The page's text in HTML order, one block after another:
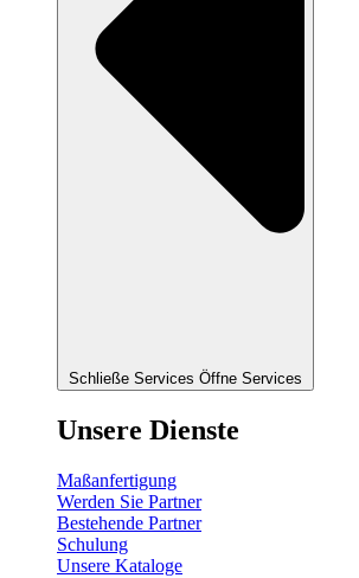
Schließe Services Öffne Services
Unsere Dienste
Maßanfertigung
Werden Sie Partner
Bestehende Partner
Schulung
Unsere Kataloge